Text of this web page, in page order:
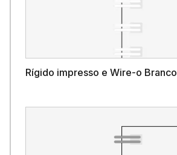
Rígido impresso e Wire-o Branco